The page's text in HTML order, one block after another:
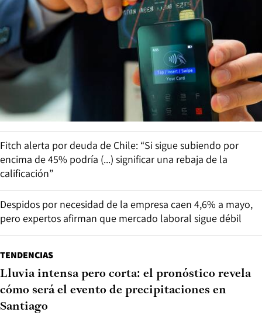
Fitch alerta por deuda de Chile: “Si sigue subiendo por
encima de 45% podría (...) significar una rebaja de la
calificación”
Despidos por necesidad de la empresa caen 4,6% a mayo,
pero expertos afirman que mercado laboral sigue débil
TENDENCIAS
Lluvia intensa pero corta: el pronóstico revela
cómo será el evento de precipitaciones en
Santiago